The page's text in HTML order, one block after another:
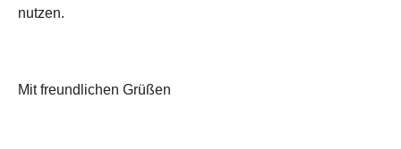
nutzen.
Mit freundlichen Grüßen